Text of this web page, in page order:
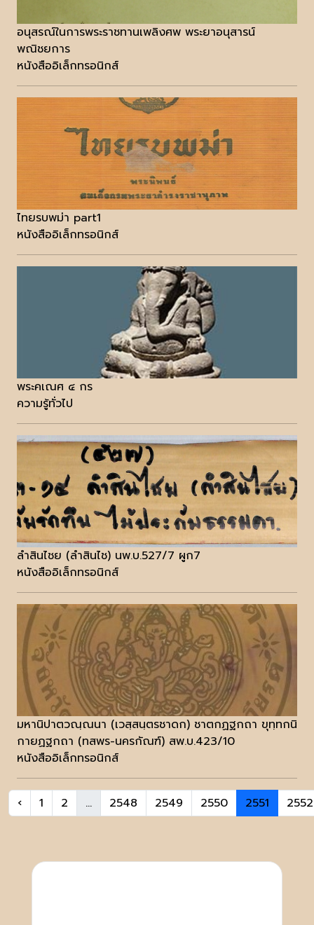
อนุสรณ์ในการพระราชทานเพลิงศพ พระยาอนุสารน์
พณิชยการ
หนังสืออิเล็กทรอนิกส์
ไทยรบพม่า part1
หนังสืออิเล็กทรอนิกส์
พระคเณศ ๔ กร
ความรู้ทั่วไป
ลำสินไชย (ลำสินไช) นพ.บ.527/7 ผูก7
หนังสืออิเล็กทรอนิกส์
มหานิปาตวณฺณนา (เวสฺสนฺตรชาดก) ชาตกฏฐกถา ขุทฺทกนิ
กายฏฐกถา (ทสพร-นครกัณฑ์) สพ.บ.423/10
หนังสืออิเล็กทรอนิกส์
‹ 1 2 ... 2548 2549 2550 2551 2552